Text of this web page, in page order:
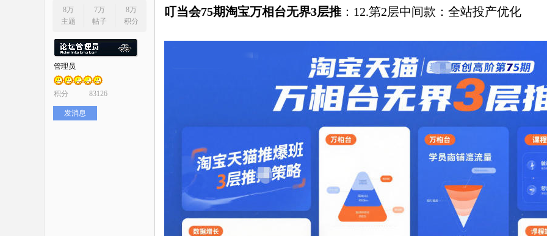
8万
主题
7万
帖子
8万
积分
管理员
积分 83126
发消息
叮当会75期淘宝万相台无界3层推 ： 12.第2层中间款：全站投产优化